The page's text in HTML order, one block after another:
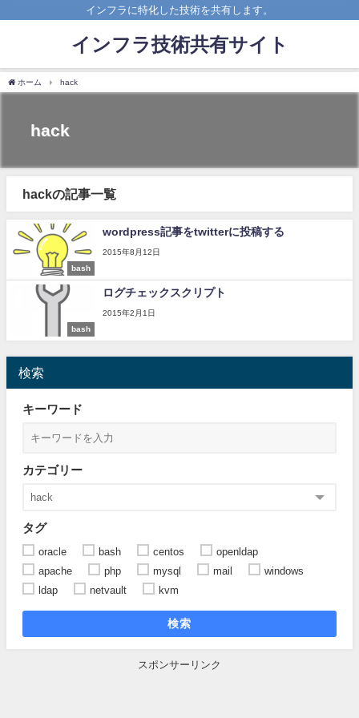
インフラに特化した技術を共有します。
インフラ技術共有サイト
ホーム hack
hack
hackの記事一覧
bash
wordpress記事をtwitterに投稿する
2015年8月12日
bash
ログチェックスクリプト
2015年2月1日
検索
キーワード
カテゴリー
タグ
oracle bash centos
openldap
apache
php mysql mail
windows
ldap
netvault kvm
検索
スポンサーリンク